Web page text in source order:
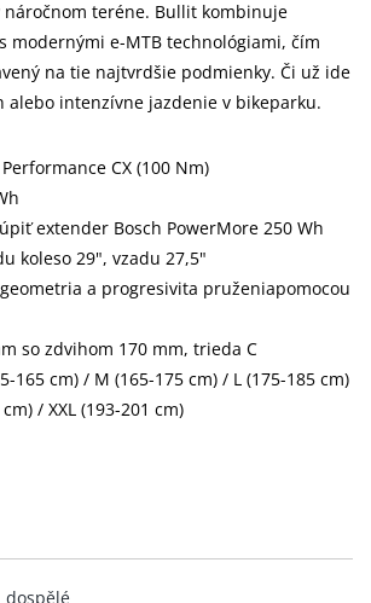
náročnom teréne. Bullit kombinuje
modernými e-MTB technológiami, čím
na tie najtvrdšie podmienky. Či už ide
alebo intenzívne jazdenie v bikeparku.
CX (100 Nm)
extender Bosch PowerMore 250 Wh
koleso 29", vzadu 27,5"
a progresivita pruženiapomocou
so zdvihom 170 mm, trieda C
165 cm) / M (165-175 cm) / L (175-185 cm)
/ XXL (193-201 cm)
dospělé